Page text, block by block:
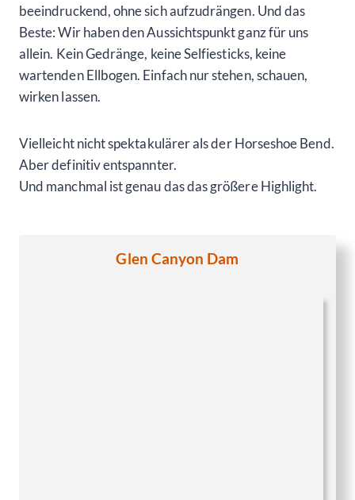
beeindruckend, ohne sich aufzudrängen. Und das
Beste: Wir haben den Aussichtspunkt ganz für uns
allein. Kein Gedränge, keine Selfiesticks, keine
wartenden Ellbogen. Einfach nur stehen, schauen,
wirken lassen.
Vielleicht nicht spektakulärer als der Horseshoe Bend.
Aber definitiv entspannter.
Und manchmal ist genau das das größere Highlight.
Glen Canyon Dam